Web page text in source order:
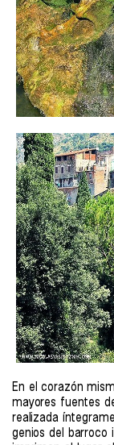
En el corazón
mayores fuentes
realizada
genios del barroco